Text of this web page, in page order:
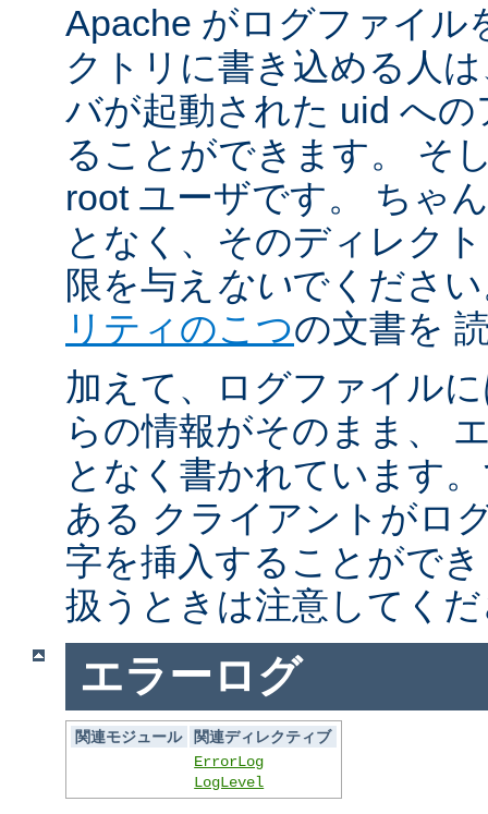
Apache がログファイル
クトリに書き込める人
バが起動された uid へ
ることができます。 そ
root ユーザです。 ちゃ
となく、そのディレク
限を与え ないでくださ
リティのこつの文書を
加えて、ログファイル
らの情報がそのまま、
となく書かれています
ある クライアントがロ
字を挿入することがで
扱うときは注意してく
エラーログ
関連モジュール
関連ディレクティブ
ErrorLog
LogLevel